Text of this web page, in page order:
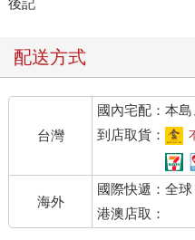
後記
配送方式
台灣
國內宅配：本
到店取貨：
海外
國際快遞：全球
港澳店取：